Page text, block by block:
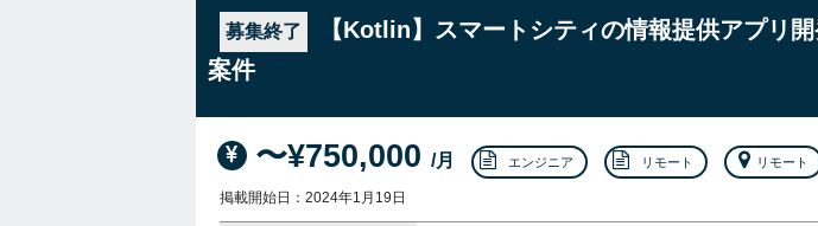
募集終了
【Kotlin】スマートシティの情報提供アプリ開
案件
〜¥750,000 /月 エンジニア リモート リモート
掲載開始日：2024年1月19日